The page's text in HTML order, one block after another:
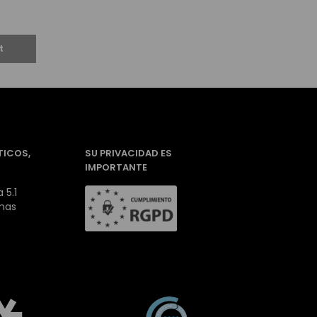
SU PRIVACIDAD ES
IMPORTANTE